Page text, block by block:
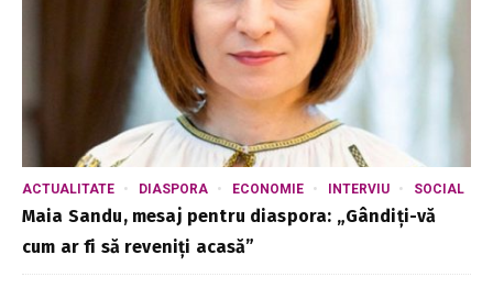
ACTUALITATE DIASPORA ECONOMIE INTERVIU SOCIAL
Maia Sandu, mesaj pentru diaspora: „Gândiți-vă
cum ar fi să reveniți acasă”